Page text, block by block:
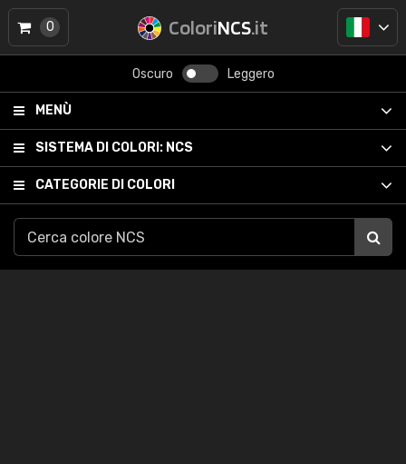
ColoriNCS.it
Oscuro Leggero
MENÙ
SISTEMA DI COLORI: NCS
CATEGORIE DI COLORI
0